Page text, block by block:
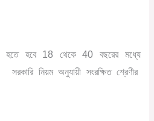
হতে হবে18 থেকে40 বছরের
মধ্যে
সরকারি নিয়ম অনুযায়ী সংরক্ষিত শ্রেণীর